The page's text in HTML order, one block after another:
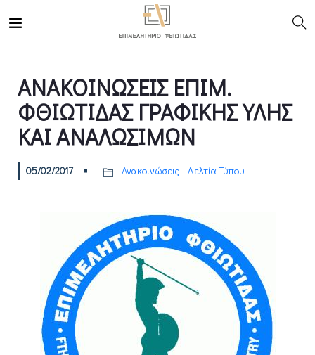
ΑΝΑΚΟΙΝΩΣΕΙΣ ΕΠΙΜ.
ΦΘΙΩΤΙΔΑΣ ΓΡΑΦΙΚΗΣ ΥΛΗΣ
ΚΑΙ ΑΝΑΛΩΣΙΜΩΝ
05/02/2017 Ανακοινώσεις - Δελτία Τύπου